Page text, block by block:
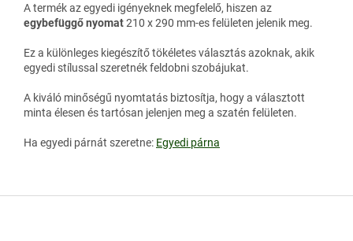
A termék az egyedi igényeknek megfelelő, hiszen az
egybefüggő nyomat210 x 290 mm-es felületen jelenik meg.
Ez a különleges kiegészítő tökéletes választás azoknak, akik
egyedi stílussal szeretnék feldobni szobájukat.
A kiváló minőségű nyomtatás biztosítja, hogy a választott
minta élesen és tartósan jelenjen meg a szatén felületen.
Ha egyedi párnát szeretne: Egyedi párna